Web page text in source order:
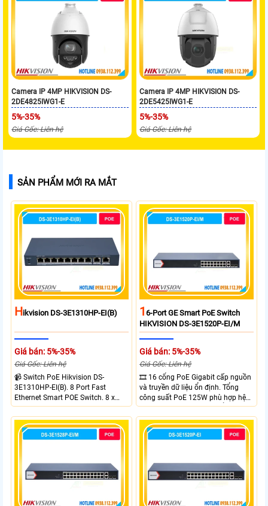
Camera IP 4MP HIKVISION DS-
2DE4825IWG1-E
5%-35%
Giá Gốc: Liên hệ
Camera IP 4MP HIKVISION DS-
2DE5425IWG1-E
5%-35%
Giá Gốc: Liên hệ
SẢN PHẨM MỚI RA MẮT
HIkvision DS-3E1310HP-EI(B)
Giá bán: 5%-35%
Giá Gốc: Liên hệ
📹 Switch PoE Hikvision DS-
3E1310HP-EI(B). 8 Port Fast
Ethernet Smart POE Switch. 8 x
10/100M PoE Ports, 2 x Gigabit
Uplink Ports.
16-Port GE Smart PoE Switch
HIKVISION DS-3E1520P-EI/M
Giá bán: 5%-35%
Giá Gốc: Liên hệ
🎞 16 cổng PoE Gigabit cấp nguồn
và truyền dữ liệu ổn định. Tổng
công suất PoE 125W phù hợp hệ
thống camera IP vừa. 2 cổng RJ45
Gigabit và 2 cổng quang SFP mở
rộng linh hoạt. Hỗ trợ truyền PoE
xa tối đa lên đến 300 mét.